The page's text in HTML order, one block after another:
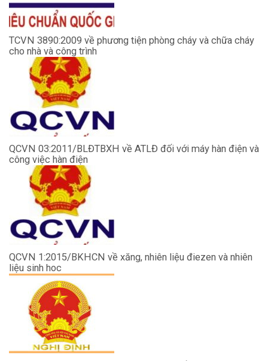
TCVN 3890:2009 về phương tiện phòng cháy và chữa cháy
cho nhà và công trình
QCVN 03:2011/BLĐTBXH về ATLĐ đối với máy hàn điện và
công việc hàn điện
QCVN 1:2015/BKHCN về xăng, nhiên liệu điezen và nhiên
liệu sinh hoc